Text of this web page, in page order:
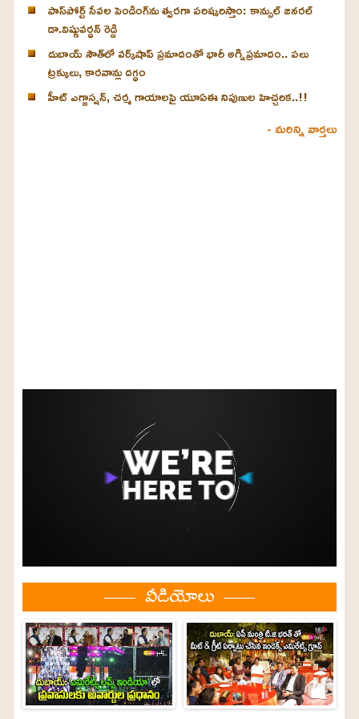
పాస్‌పోర్ట్ సేవల పెండింగ్‌ను త్వరగా పరిష్కరిస్తాం: కాన్సుల్ జనరల్
డా.విష్ణువర్ధన్ రెడ్డి
దుబాయ్ సౌత్‌లో వర్క్‌షాప్ ప్రమాదంతో భారీ అగ్నిప్రమాదం.. పలు
ట్రక్కులు, కారవాన్లు దగ్ధం
హీట్ ఎగ్జాస్షన్‌, చర్మ గాయాలపై యూఏఈ నిపుణుల హెచ్చరిక..!!
- మరిన్ని వార్తలు
వీడియోలు